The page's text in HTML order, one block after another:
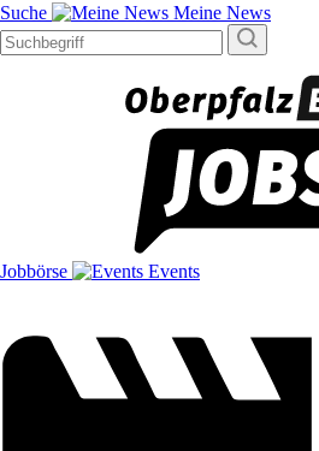
Suche Meine News
Jobbörse Events